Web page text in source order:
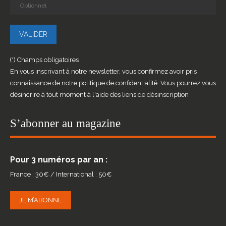
(*) Champs obligatoires
En vous inscrivant à notre newsletter, vous confirmez avoir pris
connaissance de notre politique de confidentialité. Vous pourrez vous
désincrire à tout moment à l'aide des liens de désinscription
S’abonner au magazine
Pour 3 numéros par an :
France : 30€ / International : 50€
JE M’ABONNE